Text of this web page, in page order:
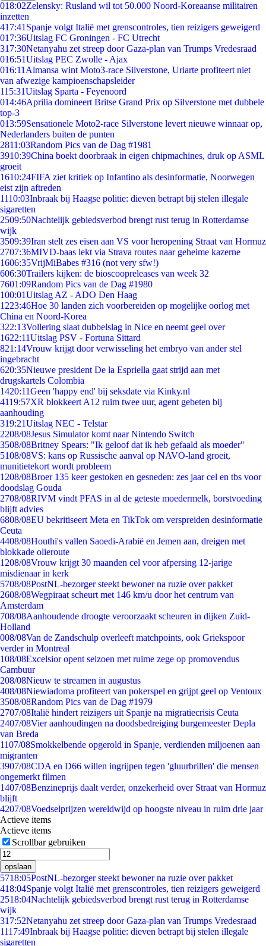
018:02Zelensky: Rusland wil tot 50.000 Noord-Koreaanse militairen
inzetten
417:41 Spanje volgt Italië met grenscontroles, tien reizigers geweigerd
017:36Uitslag FC Groningen - FC Utrecht
317:30Netanyahu zet streep door Gaza-plan van Trumps Vredesraad
016:51Uitslag PEC Zwolle - Ajax
016:11 Almansa wint Moto3-race Silverstone, Uriarte profiteert niet
van afwezige kampioenschapsleider
115:31Uitslag Sparta - Feyenoord
014:46Aprilia domineert Britse Grand Prix op Silverstone met dubbele
top-3
013:59Sensationele Moto2-race Silverstone levert nieuwe winnaar op,
Nederlanders buiten de punten
2811:03Random Pics van de Dag #1981
3910:39China boekt doorbraak in eigen chipmachines, druk op ASML
groeit
1610:24FIFA ziet kritiek op Infantino als desinformatie, Noorwegen
eist zijn aftreden
1110:03Inbraak bij Haagse politie: dieven betrapt bij stelen illegale
sigaretten
2509:50Nachtelijk gebiedsverbod brengt rust terug in Rotterdamse
wijk
3509:39Iran stelt zes eisen aan VS voor heropening Straat van Hormuz
2707:36MIVD-baas lekt via Strava routes naar geheime kazerne
1606:35VrijMiBabes #316 (not very sfw!)
606:30Trailers kijken: de bioscoopreleases van week 32
7601:09Random Pics van de Dag #1980
100:01Uitslag AZ - ADO Den Haag
1223:46Hoe 30 landen zich voorbereiden op mogelijke oorlog met
China en Noord-Korea
322:13Vollering slaat dubbelslag in Nice en neemt geel over
1622:11Uitslag PSV - Fortuna Sittard
821:14Vrouw krijgt door verwisseling het embryo van ander stel
ingebracht
620:35Nieuwe president De la Espriella gaat strijd aan met
drugskartels Colombia
1420:11Geen 'happy end' bij seksdate via Kinky.nl
4119:57XR blokkeert A12 ruim twee uur, agent gebeten bij
aanhouding
319:21Uitslag NEC - Telstar
2208/08Jesus Simulator komt naar Nintendo Switch
3508/08Britney Spears: "Ik geloof dat ik heb gefaald als moeder"
5108/08VS: kans op Russische aanval op NAVO-land groeit,
munitietekort wordt probleem
1208/08Broer 135 keer gestoken en gesneden: zes jaar cel en tbs voor
doodslag Gouda
2708/08RIVM vindt PFAS in al de geteste moedermelk, borstvoeding
blijft advies
6808/08EU bekritiseert Meta en TikTok om verspreiden desinformatie
Ceuta
4408/08Houthi's vallen Saoedi-Arabië en Jemen aan, dreigen met
blokkade olieroute
1208/08Vrouw krijgt 30 maanden cel voor afpersing 12-jarige
misdienaar in kerk
5708/08PostNL-bezorger steekt bewoner na ruzie over pakket
2608/08Wegpiraat scheurt met 146 km/u door het centrum van
Amsterdam
708/08Aanhoudende droogte veroorzaakt scheuren in dijken Zuid-
Holland
008/08Van de Zandschulp overleeft matchpoints, ook Griekspoor
verder in Montreal
108/08Excelsior opent seizoen met ruime zege op promovendus
Cambuur
208/08Nieuw te streamen in augustus
408/08Niewiadoma profiteert van pokerspel en grijpt geel op Ventoux
3508/08Random Pics van de Dag #1979
2707/08Italië hindert reizigers uit Spanje na migratiecrisis Ceuta
2407/08Vier aanhoudingen na doodsbedreiging burgemeester Depla
van Breda
1107/08Smokkelbende opgerold in Spanje, verdienden miljoenen aan
migranten
3907/08CDA en D66 willen ingrijpen tegen 'gluurbrillen' die mensen
ongemerkt filmen
1407/08Benzineprijs daalt verder, onzekerheid over Straat van Hormuz
blijft
4207/08Voedselprijzen wereldwijd op hoogste niveau in ruim drie jaar
Actieve items
Actieve items
Scrollbar gebruiken
opslaan
5718:05PostNL-bezorger steekt bewoner na ruzie over pakket
418:04Spanje volgt Italië met grenscontroles, tien reizigers geweigerd
2518:04Nachtelijk gebiedsverbod brengt rust terug in Rotterdamse
wijk
317:52Netanyahu zet streep door Gaza-plan van Trumps Vredesraad
1117:49Inbraak bij Haagse politie: dieven betrapt bij stelen illegale
sigaretten